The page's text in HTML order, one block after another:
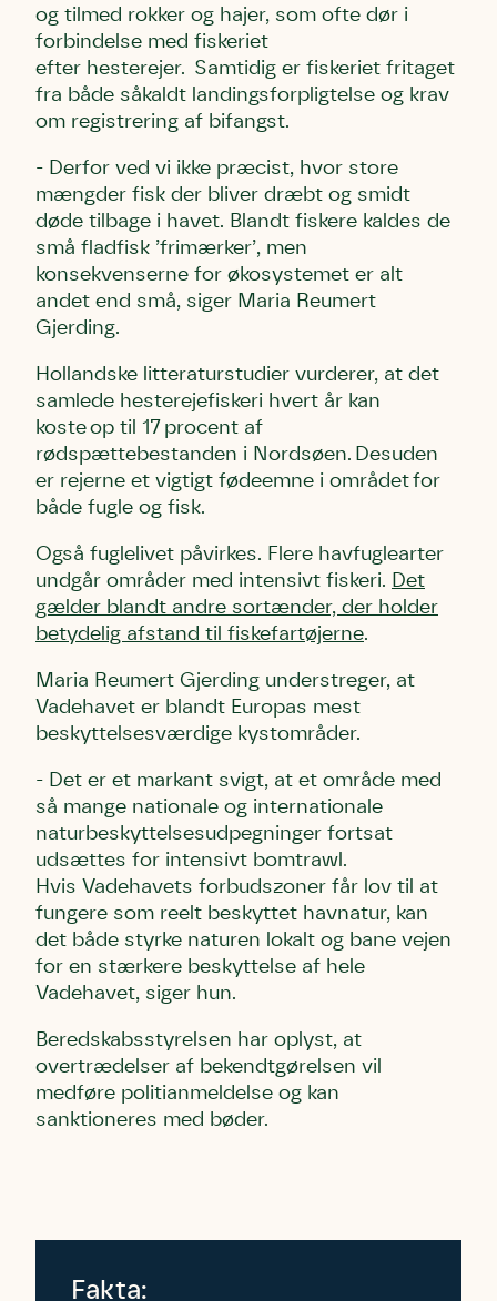
og tilmed rokker og hajer, som ofte dør i
forbindelse med fiskeriet
efter hesterejer. Samtidig er fiskeriet fritaget
fra både såkaldt landingsforpligtelse og krav
om registrering af bifangst.
- Derfor ved vi ikke præcist, hvor store
mængder fisk der bliver dræbt og smidt
døde tilbage i havet. Blandt fiskere kaldes de
små fladfisk ’frimærker’, men
konsekvenserne for økosystemet er alt
andet end små, siger Maria Reumert
Gjerding.
Hollandske litteraturstudier vurderer, at det
samlede hesterejefiskeri hvert år kan
koste op til 17 procent af
rødspættebestanden i Nordsøen. Desuden
er rejerne et vigtigt fødeemne i området for
både fugle og fisk.
Også fuglelivet påvirkes. Flere havfuglearter
undgår områder med intensivt fiskeri.
Det
gælder blandt andre sortænder, der holder
betydelig afstand til fiskefartøjerne.
Maria Reumert Gjerding understreger, at
Vadehavet er blandt Europas mest
beskyttelsesværdige kystområder.
- Det er et markant svigt, at et område med
så mange nationale og internationale
naturbeskyttelsesudpegninger fortsat
udsættes for intensivt bomtrawl.
Hvis Vadehavets forbudszoner får lov til at
fungere som reelt beskyttet havnatur, kan
det både styrke naturen lokalt og bane vejen
for en stærkere beskyttelse af hele
Vadehavet, siger hun.
Beredskabsstyrelsen har oplyst, at
overtrædelser af bekendtgørelsen vil
medføre politianmeldelse og kan
sanktioneres med bøder.
Fakta:
Du skriver under på
Linie 1
Test
Hjørring
Linie 2
underskriftindsamlinger og andre støttemuligheder. Jeg
kan til enhver tid tilbagekalde dette samtykke ved at
kontakte persondata@dn.dk
Skriv under nu
Du skriver under på
Første punkt
Endelig er kvashegnet også et godt
hjem for jordhumle, der nok er den
mest kendte af de danske humlebiarter.
Den store humlebi – eller brumbasse
som mange kalder den.
Andet punkt
Humlebier bestøver effektivt blomster
og afgrøder i din have.
underskriftindsamlinger og andre støttemuligheder. Jeg
kan til enhver tid tilbagekalde dette samtykke ved at
kontakte persondata@dn.dk
Skriv under nu
Du skriver under på
Storken tilbage til Kolding
underskriftindsamlinger og andre støttemuligheder. Jeg
kan til enhver tid tilbagekalde dette samtykke ved at
kontakte persondata@dn.dk
Skriv under nu